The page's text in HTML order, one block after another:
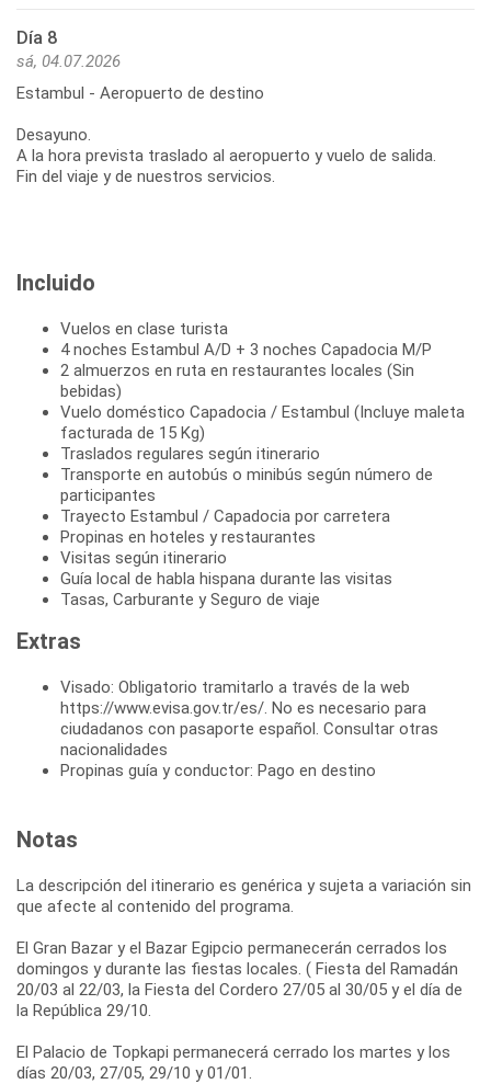
Día 8
sá, 04.07.2026
Estambul - Aeropuerto de destino
Desayuno.
A la hora prevista traslado al aeropuerto y vuelo de salida.
Fin del viaje y de nuestros servicios.
Incluido
Vuelos en clase turista
4 noches Estambul A/D + 3 noches Capadocia M/P
2 almuerzos en ruta en restaurantes locales (Sin
bebidas)
Vuelo doméstico Capadocia / Estambul (Incluye maleta
facturada de 15 Kg)
Traslados regulares según itinerario
Transporte en autobús o minibús según número de
participantes
Trayecto Estambul / Capadocia por carretera
Propinas en hoteles y restaurantes
Visitas según itinerario
Guía local de habla hispana durante las visitas
Tasas, Carburante y Seguro de viaje
Extras
Visado: Obligatorio tramitarlo a través de la web
https://www.evisa.gov.tr/es/. No es necesario para
ciudadanos con pasaporte español. Consultar otras
nacionalidades
Propinas guía y conductor: Pago en destino
Notas
La descripción del itinerario es genérica y sujeta a variación sin
que afecte al contenido del programa.
El Gran Bazar y el Bazar Egipcio permanecerán cerrados los
domingos y durante las fiestas locales. ( Fiesta del Ramadán
20/03 al 22/03, la Fiesta del Cordero 27/05 al 30/05 y el día de
la República 29/10.
El Palacio de Topkapi permanecerá cerrado los martes y los
días 20/03, 27/05, 29/10 y 01/01.